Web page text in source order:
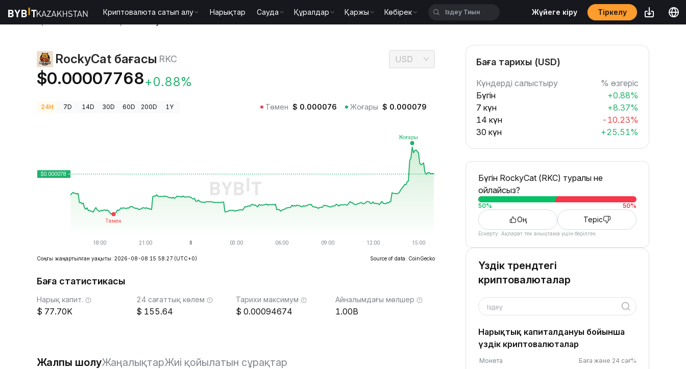
Криптовалюта сатып алу Нарықтар Сауда Құралдар Қаржы Көбірек Жүйеге кіру Тіркелу
RockyCat бағасы RKC
$0.00007768+0.88%
USD
24H 7D 14D 30D 60D 200D 1Y Төмен $ 0.000076 Жоғары $ 0.000079
Соңғы жаңартылған уақыты: 2026-08-08 15:58:27 (UTC+0) Source of data: CoinGecko
Баға статистикасы
Нарық капит.
77.70K
24 сағаттық көлем
155.64
Тарихи максимум
0.00094674
Айналымдағы мөлшер
1.00B
Жалпы шолуЖаңалықтарЖиі қойылатын сұрақтар
Баға тарихы (USD)
Күндерді салыстыру
% өзгеріс
Бүгін
+0.88%
7 күн
+8.37%
14 күн
-10.23%
30 күн
+25.51%
Бүгін RockyCat (RKC) туралы не
ойлайсыз?
50% 50%
Оң Теріс
Ескерту: Ақпарат тек анықтама үшін берілген.
Үздік трендтегі
криптовалюталар
Іздеу
Нарықтық капиталдануы бойынша
үздік криптовалюталар
Монета Баға және 24 сағ%